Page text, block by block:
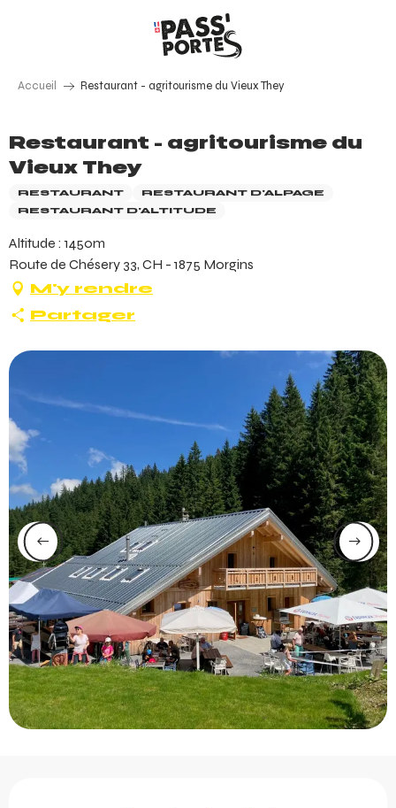
Accueil Restaurant - agritourisme du Vieux They
Restaurant - agritourisme du
Vieux They
RESTAURANT
RESTAURANT D'ALPAGE
RESTAURANT D'ALTITUDE
Altitude : 1450m
Route de Chésery 33, CH - 1875 Morgins
M'y rendre
Partager